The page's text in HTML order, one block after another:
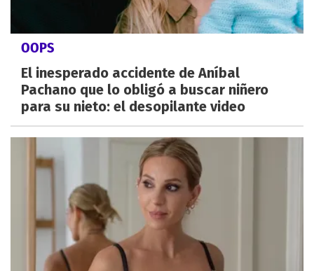
OOPS
El inesperado accidente de Aníbal
Pachano que lo obligó a buscar niñero
para su nieto: el desopilante video